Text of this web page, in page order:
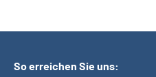
So erreichen Sie uns: